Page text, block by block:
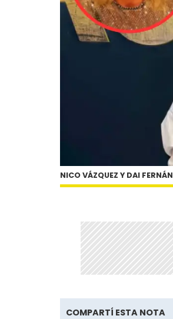
NICO VÁZQUEZ Y DAI
COMPARTÍ ESTA NOTA